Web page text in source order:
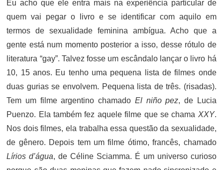
Eu acho que ele entra mais na experiência particular de
quem vai pegar o livro e se identificar com aquilo em
termos de sexualidade feminina ambígua. Acho que a
gente está num momento posterior a isso, desse rótulo de
literatura “gay”. Talvez fosse um escândalo lançar o livro há
10, 15 anos. Eu tenho uma pequena lista de filmes onde
duas gurias se envolvem. Pequena lista de três. (risadas).
Tem um filme argentino chamado El niño pez, de Lucia
Puenzo. Ela também fez aquele filme que se chama XXY.
Nos dois filmes, ela trabalha essa questão da sexualidade,
de gênero. Depois tem um filme ótimo, francês, chamado
Lírios d’água, de Céline Sciamma. É um universo curioso